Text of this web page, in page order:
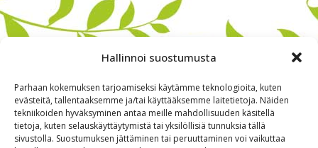
Hallinnoi suostumusta
Parhaan kokemuksen tarjoamiseksi käytämme teknologioita, kuten
evästeitä, tallentaaksemme ja/tai käyttääksemme laitetietoja. Näiden
tekniikoiden hyväksyminen antaa meille mahdollisuuden käsitellä
tietoja, kuten selauskäyttäytymistä tai yksilöllisiä tunnuksia tällä
sivustolla. Suostumuksen jättäminen tai peruuttaminen voi vaikuttaa